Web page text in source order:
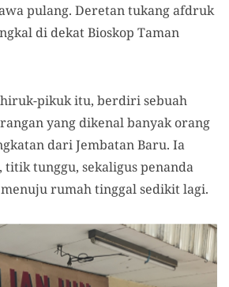
pulang. Deretan tukang afdruk
di dekat Bioskop Taman
hiruk-pikuk itu, berdiri sebuah
yang dikenal banyak orang
dari Jembatan Baru. Ia
tunggu, sekaligus penanda
rumah tinggal sedikit lagi.